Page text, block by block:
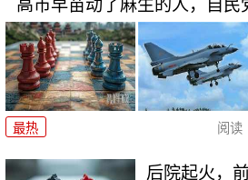
高市早苗动了麻生的人，自民
最热 阅读
后院起火，